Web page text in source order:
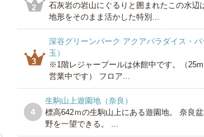
2
石灰岩の岩山にぐるりと囲まれたこの水辺
地形をそのまま活かした特別...
3
深谷グリーンパーク アクアパラダイス・
玉）
※1階レジャープールは休館中です。（
営業中です） フロア...
4
生駒山上遊園地（奈良）
標高642ｍの生駒山上にある遊園地。 奈良
野を一望できる。 ...